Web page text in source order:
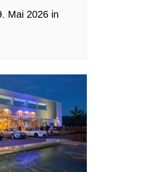
Mai 2026 in